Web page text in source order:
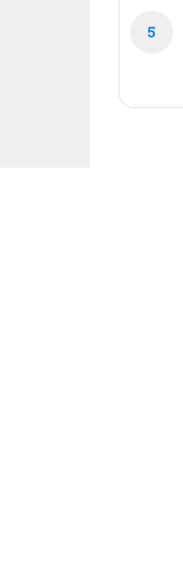
5